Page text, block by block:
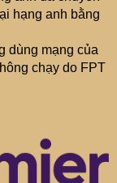
hạng anh bằng
dùng mạng của
chạy do FPT